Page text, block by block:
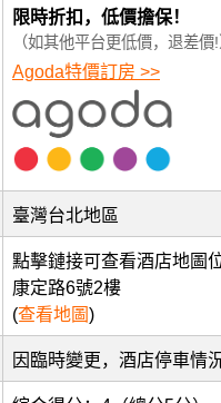
限時折扣，低價擔保！
（如其他平台更低價，退差價!
Agoda特價訂房 >>
臺灣台北地區
點擊鏈接可查看酒店地圖位
康定路6號2樓
(查看地圖)
因臨時變更，酒店停車情